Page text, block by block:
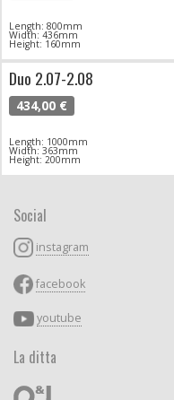
Length: 800mm
Width: 436mm
Height: 160mm
Duo 2.07-2.08
434,00 €
Length: 1000mm
Width: 363mm
Height: 200mm
Social
instagram
facebook
youtube
La ditta